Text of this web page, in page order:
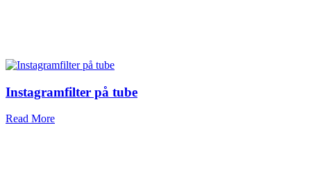
Instagramfilter på tube
Read More